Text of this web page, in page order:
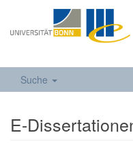
Suche
E-